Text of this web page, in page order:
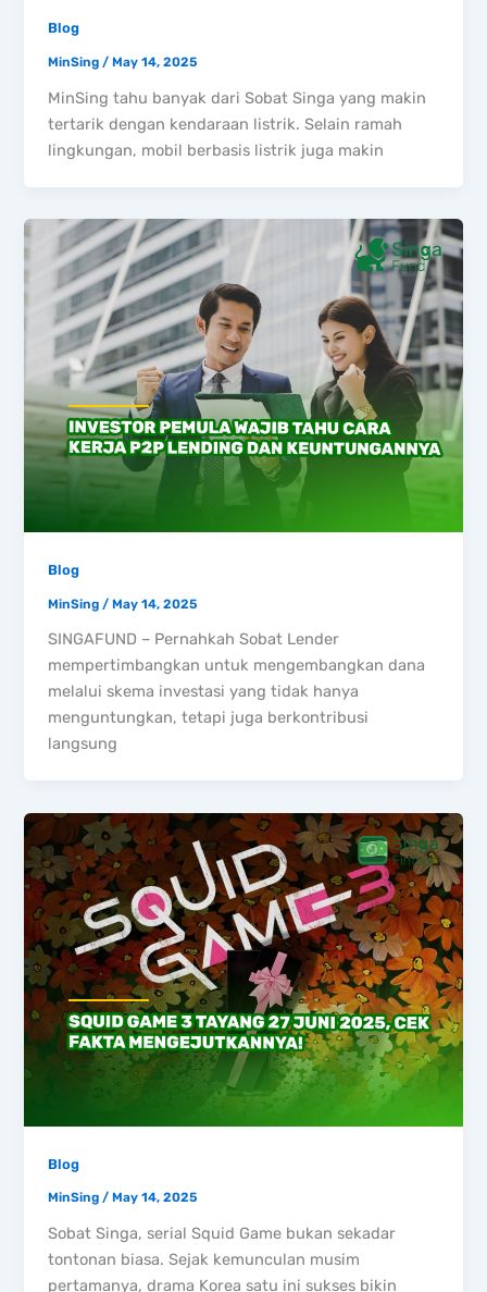
Blog
MinSing/May 14, 2025
MinSing tahu banyak dari Sobat Singa yang makin
tertarik dengan kendaraan listrik. Selain ramah
lingkungan, mobil berbasis listrik juga makin
Blog
MinSing /May 14, 2025
SINGAFUND – Pernahkah Sobat Lender
mempertimbangkan untuk mengembangkan dana
melalui skema investasi yang tidak hanya
menguntungkan, tetapi juga berkontribusi
langsung
Blog
MinSing/May 14, 2025
Sobat Singa, serial Squid Game bukan sekadar
tontonan biasa. Sejak kemunculan musim
pertamanya, drama Korea satu ini sukses bikin